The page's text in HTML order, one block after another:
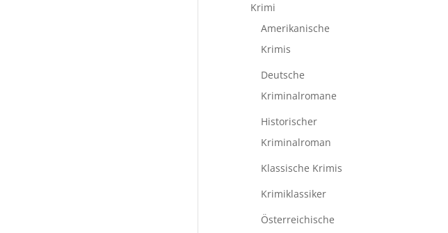
Krimi
Amerikanische
Krimis
Deutsche
Kriminalromane
Historischer
Kriminalroman
Klassische Krimis
Krimiklassiker
Österreichische